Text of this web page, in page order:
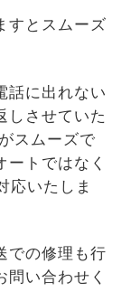
すとスムーズ
話に出れない
しさせていた
スムーズで
トではなく
応いたしま
での修理も行
問い合わせく